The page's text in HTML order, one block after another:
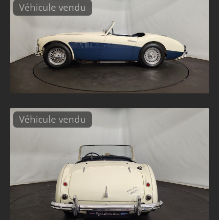
Véhicule vendu
Véhicule vendu